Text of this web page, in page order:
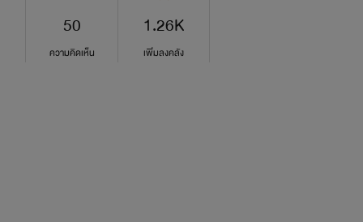
50
ความคิดเห็น
1.26K
เพิ่มลงคลัง